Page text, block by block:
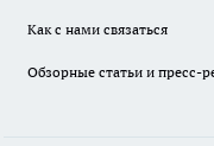
Как с нами связаться
Обзорные статьи и пресс-